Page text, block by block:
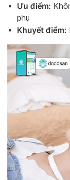
Ưu điểm:
phụ
Khuyết điểm: